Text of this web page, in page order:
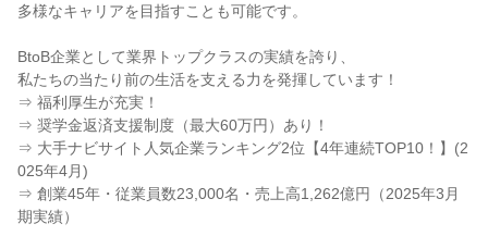
多様なキャリアを目指すことも可能です。
BtoB企業として業界トップクラスの実績を誇り、
私たちの当たり前の生活を支える力を発揮しています！
⇒ 福利厚生が充実！
⇒ 奨学金返済支援制度（最大60万円）あり！
⇒ 大手ナビサイト人気企業ランキング2位【4年連続TOP10！】(2
025年4月)
⇒ 創業45年・従業員数23,000名・売上高1,262億円（2025年3月
期実績）